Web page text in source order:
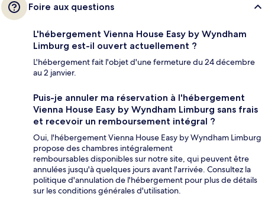
Foire aux questions
L'hébergement Vienna House Easy by Wyndham
Limburg est-il ouvert actuellement ?
L'hébergement fait l'objet d'une fermeture du 24 décembre
au 2 janvier.
Puis-je annuler ma réservation à l'hébergement
Vienna House Easy by Wyndham Limburg sans frais
et recevoir un remboursement intégral ?
Oui, l'hébergement Vienna House Easy by Wyndham Limburg
propose des chambres intégralement
remboursables disponibles sur notre site, qui peuvent être
annulées jusqu'à quelques jours avant l'arrivée. Consultez la
politique d'annulation de l'hébergement pour plus de détails
sur les conditions générales d'utilisation.